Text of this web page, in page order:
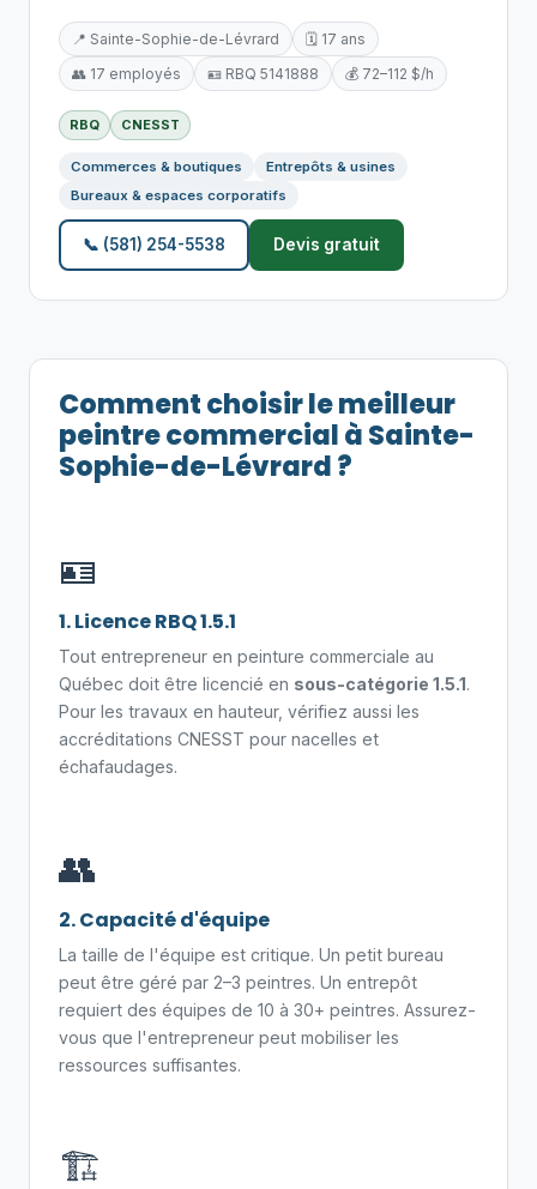
📍 Sainte-Sophie-de-Lévrard
🗓️ 17 ans
👥 17 employés
🪪 RBQ 5141888 💰 72–112 $/h
RBQ CNESST
Commerces & boutiques
Entrepôts & usines
Bureaux & espaces corporatifs
📞 (581) 254-5538 Devis gratuit
Comment choisir le meilleur
peintre commercial à Sainte-
Sophie-de-Lévrard ?
🪪
1. Licence RBQ 1.5.1
Tout entrepreneur en peinture commerciale au
Québec doit être licencié en sous-catégorie 1.5.1.
Pour les travaux en hauteur, vérifiez aussi les
accréditations CNESST pour nacelles et
échafaudages.
👥
2. Capacité d'équipe
La taille de l'équipe est critique. Un petit bureau
peut être géré par 2–3 peintres. Un entrepôt
requiert des équipes de 10 à 30+ peintres. Assurez-
vous que l'entrepreneur peut mobiliser les
ressources suffisantes.
🏗️